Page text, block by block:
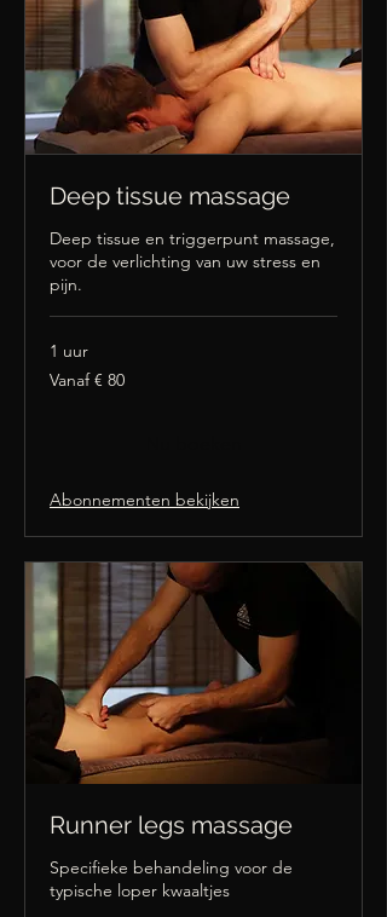
Deep tissue massage
Deep tissue en triggerpunt massage,
voor de verlichting van uw stress en
pijn.
1 uur
Vanaf
80
Vanaf € 80
Abonnementen bekijken
Runner legs massage
Specifieke behandeling voor de
typische loper kwaaltjes